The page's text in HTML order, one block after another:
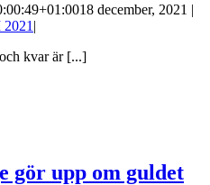
18 december, 2021 |
|
kvar är [...]
gör upp om guldet